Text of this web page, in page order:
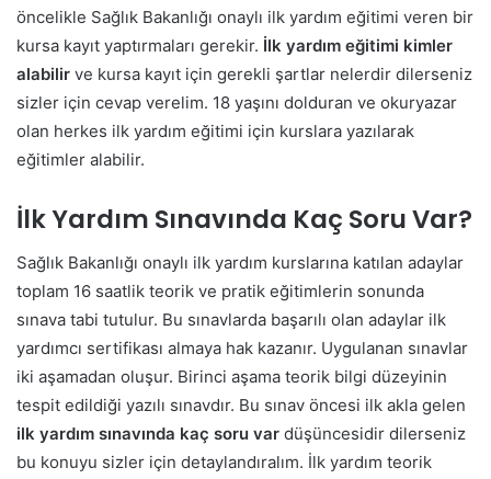
öncelikle Sağlık Bakanlığı onaylı ilk yardım eğitimi veren bir
kursa kayıt yaptırmaları gerekir. İlk yardım eğitimi kimler
alabilir ve kursa kayıt için gerekli şartlar nelerdir dilerseniz
sizler için cevap verelim. 18 yaşını dolduran ve okuryazar
olan herkes ilk yardım eğitimi için kurslara yazılarak
eğitimler alabilir.
İlk Yardım Sınavında Kaç Soru Var?
Sağlık Bakanlığı onaylı ilk yardım kurslarına katılan adaylar
toplam 16 saatlik teorik ve pratik eğitimlerin sonunda
sınava tabi tutulur. Bu sınavlarda başarılı olan adaylar ilk
yardımcı sertifikası almaya hak kazanır. Uygulanan sınavlar
iki aşamadan oluşur. Birinci aşama teorik bilgi düzeyinin
tespit edildiği yazılı sınavdır. Bu sınav öncesi ilk akla gelen
ilk yardım sınavında kaç soru var düşüncesidir dilerseniz
bu konuyu sizler için detaylandıralım. İlk yardım teorik